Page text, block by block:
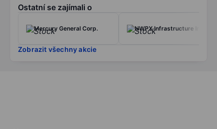
Ostatní se zajímali o
Mercury General Corp. NWPX Infrastructure Inc.
Zobrazit všechny akcie